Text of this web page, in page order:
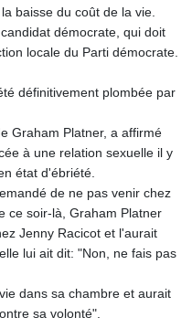
baisse du coût de la vie.
démocrate, qui doit
locale du Parti démocrate.
définitivement plombée par
Graham Platner, a affirmé
à une relation sexuelle il y
état d'ébriété.
de ne pas venir chez
ce soir-là, Graham Platner
Jenny Racicot et l'aurait
lui ait dit: "Non, ne fais pas
dans sa chambre et aurait
sa volonté".